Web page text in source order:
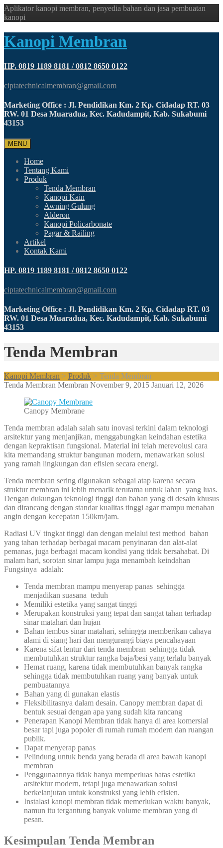
Aplikator kanopi membran, penyedia bahan dan jasa pembuatan
kanopi
Kanopi Membran
HP. 0819 1189 8181 / 0812 8650 0122
ciptatechnicalmembran@gmail.com
Marketing Office : Jl. Pendidikan Km. 2 Kp. Cidadap RT. 03
RW. 01 Desa Muaradua, Kec. Kadudampit, Kab. Sukabumi
43153
MENU
Home
Tentang Kami
Produk
Tenda Membran
Kanopi Kain
Awning Gulung
Alderon
Kanopi Policarbonate
Pagar & Railing
Artikel
Kontak Kami
HP. 0819 1189 8181 / 0812 8650 0122
ciptatechnicalmembran@gmail.com
Marketing Office : Jl. Pendidikan Km. 2 Kp. Cidadap RT. 03
RW. 01 Desa Muaradua, Kec. Kadudampit, Kab. Sukabumi
43153
Tenda Membran
Kanopi Membran > Produk > Tenda Membran
Tenda Membran Membran November 9, 2015 Januari 12, 2026
Canopy Membrane
Tenda membran adalah salah satu inovasi terkini dalam teknologi
arsitektur yang menjanjikan, menggabungkan keindahan estetika
dengan kepraktisan fungsional. Material ini telah merevolusi cara
kita memandang struktur bangunan modern, menawarkan solusi
yang ramah lingkungan dan efisien secara energi.
Tenda membran sering digunakan sebagai atap karena secara
struktur membran ini lebih menarik terutama untuk lahan yang luas.
Dengan dukungan teknologi tinggi dan bahan yang di desain khusus
dan dirancang dengan standar kualitas tinggi agar mampu menahan
angin dengan kecepatan 150km/jam.
Radiasi UV tingkat tinggi dan dengan melalui test method bahan
yang tahan terhadap berbagai macam penyinaran dan alat-alat
pemanas, juga berbagai macam kondisi yang tidak bersahabat. Di
malam hari, sorotan sinar lampu juga menambah keindahan
Fungsinya adalah:
Tenda membran mampu menyerap panas sehingga
menjadikan suasana teduh
Memiliki estetika yang sangat tinggi
Merupakan konstruksi yang tepat dan sangat tahan terhadap
sinar matahari dan hujan
Bahan tembus sinar matahari, sehingga memberikan cahaya
alami di siang hari dan mengurangi biaya pencahayaan
Karena sifat lentur dari tenda membran sehingga tidak
membutuhkan struktur rangka baja/besi yang terlalu banyak
Hemat ruang, karena tidak membutuhkan banyak rangka
sehingga tidak membutuhkan ruang yang banyak untuk
pembuatannya
Bahan yang di gunakan elastis
Fleksibilitasnya dalam desain. Canopy membran dapat di
bentuk sesuai dengan apa yang sudah kita rancang
Penerapan Kanopi Membran tidak hanya di area komersial
besar tapi juga popoler di rumah rumah modern dan ruangan
publik.
Dapat menyerap panas
Pelindung untuk benda yang berada di area bawah kanopi
membran
Penggunaannya tidak hanya memperluas batas estetika
arsitektur modern, tetapi juga menawarkan solusi
berkelanjutan untuk konstruksi yang lebih efisien.
Instalasi kanopi membran tidak memerlukan waktu banyak,
namun itu tergantung banyak volume membran yang di
pesan.
Kesimpulan Tenda Membran